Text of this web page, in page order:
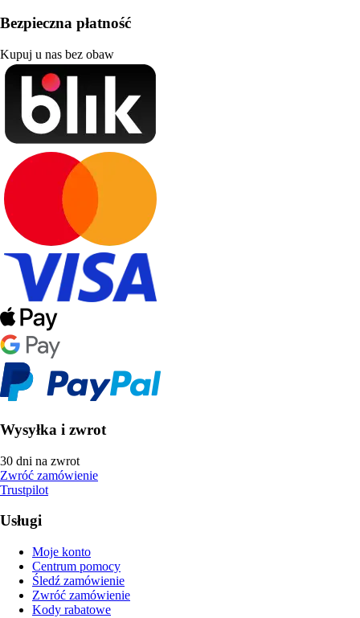
Bezpieczna płatność
Kupuj u nas bez obaw
Wysyłka i zwrot
30 dni na zwrot
Zwróć zamówienie
Trustpilot
Usługi
Moje konto
Centrum pomocy
Śledź zamówienie
Zwróć zamówienie
Kody rabatowe